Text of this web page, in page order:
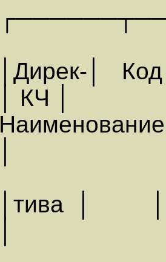
│Дирек-│
│ КЧ │
│тива │